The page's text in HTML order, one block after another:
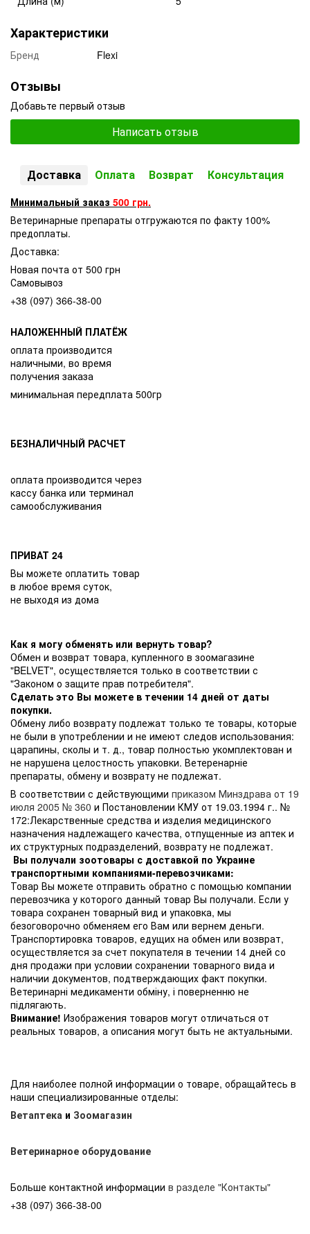
Характеристики
Бренд Flexi
Отзывы
Добавьте первый отзыв
Написать отзыв
Доставка Оплата Возврат Консультация
Минимальный заказ 500 грн.
Ветеринарные препараты отгружаются по факту 100%
предоплаты.
Доставка:
Новая почта от 500 грн
Самовывоз
+38 (097) 366-38-00
НАЛОЖЕННЫЙ ПЛАТЁЖ
оплата производится
наличными, во время
получения заказа
минимальная передплата 500гр
БЕЗНАЛИЧНЫЙ РАСЧЕТ
оплата производится через
кассу банка или терминал
самообслуживания
ПРИВАТ 24
Вы можете оплатить товар
в любое время суток,
не выходя из дома
Как я могу обменять или вернуть товар?
Обмен и возврат товара, купленного в зоомагазине
"BELVET", осуществляется только в соответствии с
"Законом о защите прав потребителя".
Сделать это Вы можете в течении 14 дней от даты
покупки.
Обмену либо возврату подлежат только те товары, которые
не были в употреблении и не имеют следов использования:
царапины, сколы и т. д., товар полностью укомплектован и
не нарушена целостность упаковки. Ветеренарніе
препараты, обмену и возврату не подлежат.
В соответствии с действующими приказом Минздрава от 19
июля 2005 № 360 и Постановлении КМУ от 19.03.1994 г.. №
172:Лекарственные средства и изделия медицинского
назначения надлежащего качества, отпущенные из аптек и
их структурных подразделений, возврату не подлежат.
Вы получали зоотовары с доставкой по Украине
транспортными компаниями-перевозчиками:
Товар Вы можете отправить обратно с помощью компании
перевозчика у которого данный товар Вы получали. Если у
товара сохранен товарный вид и упаковка, мы
безоговорочно обменяем его Вам или вернем деньги.
Транспортировка товаров, едущих на обмен или возврат,
осуществляется за счет покупателя в течении 14 дней со
дня продажи при условии сохранении товарного вида и
наличии документов, подтверждающих факт покупки.
Ветеринарні медикаменти обміну, і поверненню не
підлягають.
Внимание! Изображения товаров могут отличаться от
реальных товаров, а описания могут быть не актуальными.
Для наиболее полной информации о товаре, обращайтесь в
наши специализированные отделы:
Ветаптека и Зоомагазин
Ветеринарное оборудование
Больше контактной информации в разделе "Контакты"
+38 (097) 366-38-00